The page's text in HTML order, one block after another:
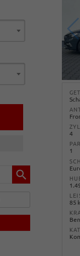
4
1
85